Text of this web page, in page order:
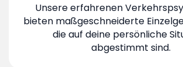
Unsere erfahrenen
bieten maßgeschneiderte
die auf deine persönliche
abgestimmt sind.